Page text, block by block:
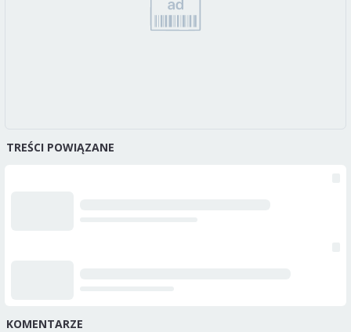
TREŚCI POWIĄZANE
KOMENTARZE